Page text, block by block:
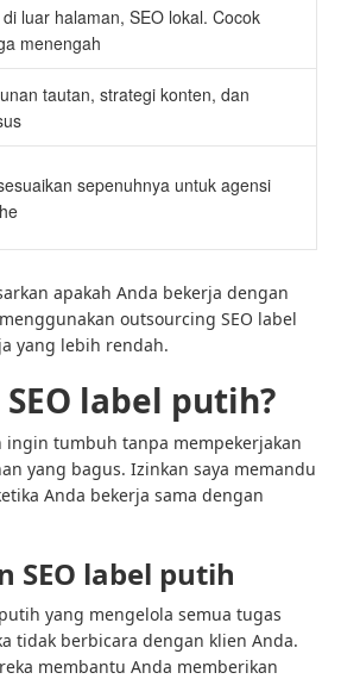
luar halaman, SEO lokal. Cocok
menengah
tautan, strategi konten, dan
sepenuhnya untuk agensi
apakah Anda bekerja dengan
outsourcing SEO label
yang lebih rendah.
label putih?
ingin tumbuh tanpa mempekerjakan
yang bagus. Izinkan saya memandu
Anda bekerja sama dengan
label putih
yang mengelola semua tugas
tidak berbicara dengan klien Anda.
membantu Anda memberikan